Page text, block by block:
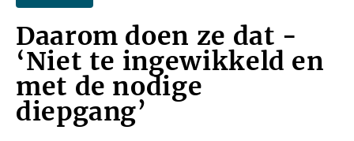
Daarom doen ze dat -
‘Niet te ingewikkeld en
met de nodige
diepgang’